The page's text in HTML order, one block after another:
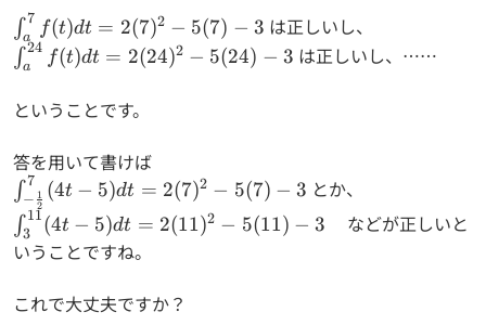
\int_a^7
f(t) dt =
2(7)^2-
5(7)-3
∫a
7
f(t)dt = 2(7)2 − 5(7) − 3 は正しいし、
\int_a^{24}
f(t) dt =
2(24)^2-
∫a
24
f(t)dt = 2(24)2 − 5(24) − 3 は正しいし、……
ということです。
答を用いて書けば
\int_{-
\frac{1}
{2}}^7
(4t-5) dt
2(7)^2-
∫− 2
1
7 (4t − 5)dt = 2(7)2 − 5(7) − 3 とか、
\int_{3}^{11}
(4t-5) dt =
5(11)-3
∫3
11(4t − 5)dt = 2(11)2 − 5(11) − 3
などが正しいと
いうことですね。
これで大丈夫ですか？